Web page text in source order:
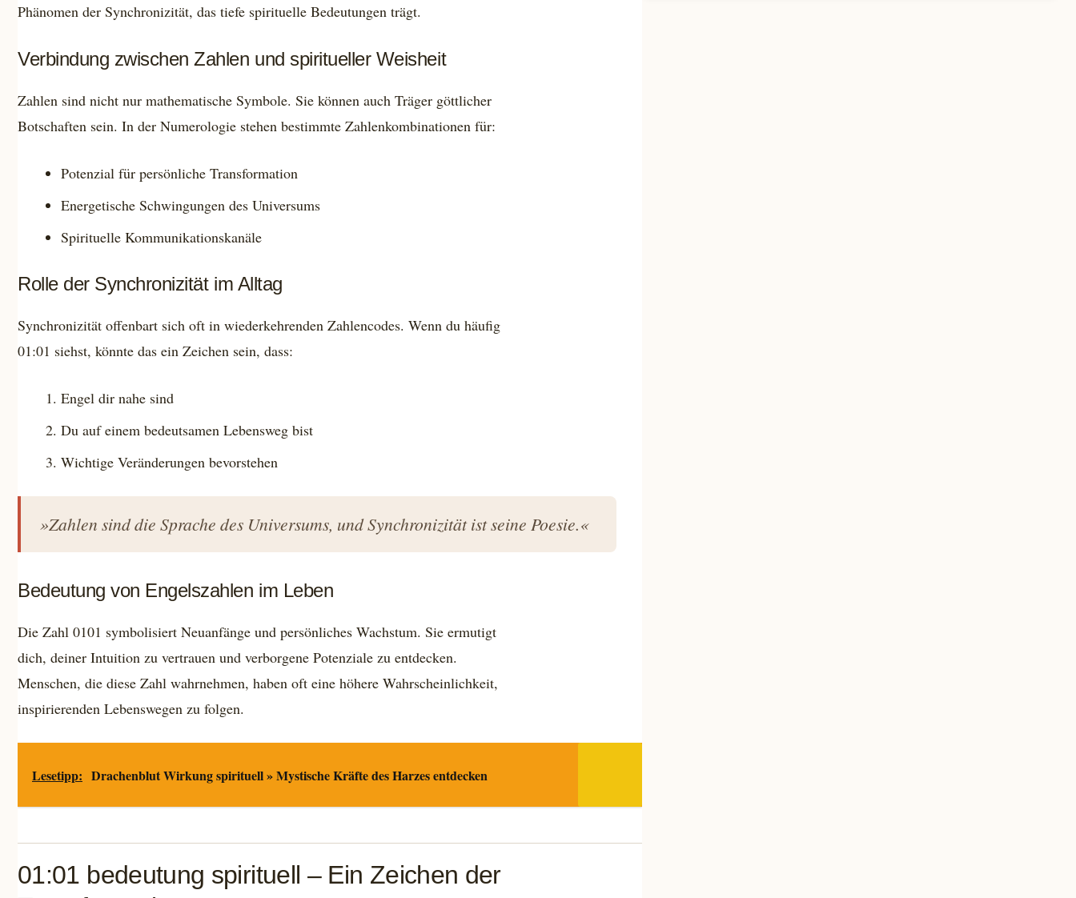
Phänomen der Synchronizität, das tiefe spirituelle Bedeutungen trägt.
Verbindung zwischen Zahlen und spiritueller Weisheit
Zahlen sind nicht nur mathematische Symbole. Sie können auch Träger göttlicher
Botschaften sein. In der Numerologie stehen bestimmte Zahlenkombinationen für:
Potenzial für persönliche Transformation
Energetische Schwingungen des Universums
Spirituelle Kommunikationskanäle
Rolle der Synchronizität im Alltag
Synchronizität offenbart sich oft in wiederkehrenden Zahlencodes. Wenn du häufig
01:01 siehst, könnte das ein Zeichen sein, dass:
Engel dir nahe sind
Du auf einem bedeutsamen Lebensweg bist
Wichtige Veränderungen bevorstehen
»Zahlen sind die Sprache des Universums, und Synchronizität ist seine Poesie.«
Bedeutung von Engelszahlen im Leben
Die Zahl 0101 symbolisiert Neuanfänge und persönliches Wachstum. Sie ermutigt
dich, deiner Intuition zu vertrauen und verborgene Potenziale zu entdecken.
Menschen, die diese Zahl wahrnehmen, haben oft eine höhere Wahrscheinlichkeit,
inspirierenden Lebenswegen zu folgen.
Lesetipp: Drachenblut Wirkung spirituell » Mystische Kräfte des Harzes entdecken
01:01 bedeutung spirituell – Ein Zeichen der